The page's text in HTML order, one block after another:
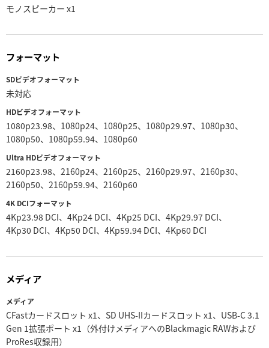
モノスピーカー x1
フォーマット
SDビデオフォーマット
未対応
HDビデオフォーマット
1080p23.98、1080p24、1080p25、1080p29.97、1080p30、
1080p50、1080p59.94、1080p60
Ultra HDビデオフォーマット
2160p23.98、2160p24、2160p25、2160p29.97、2160p30、
2160p50、2160p59.94、2160p60
4K DCIフォーマット
4Kp23.98 DCI、4Kp24 DCI、4Kp25 DCI、4Kp29.97 DCI、
4Kp30 DCI、4Kp50 DCI、4Kp59.94 DCI、4Kp60 DCI
メディア
メディア
CFastカードスロット x1、SD UHS-IIカードスロット x1、USB-C 3.1
Gen 1拡張ポート x1（外付けメディアへのBlackmagic RAWおよび
ProRes収録用）